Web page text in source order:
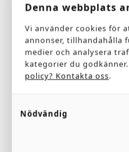
Relaterade
Denna webbplats
Vi använder cookies för
annonser, tillhandahålla
medier och analysera
kategorier du godkänner.
policy? Kontakta oss.
Nödvändig